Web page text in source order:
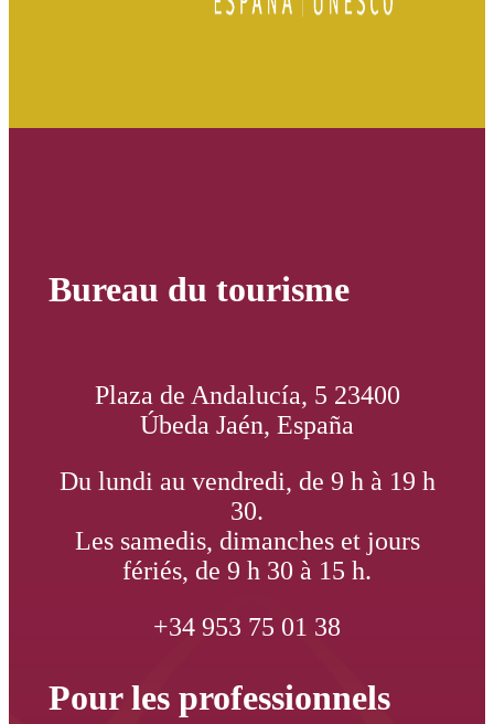
Bureau du tourisme
Plaza de Andalucía, 5 23400
Úbeda Jaén, España
Du lundi au vendredi, de 9 h à 19 h
30.
Les samedis, dimanches et jours
fériés, de 9 h 30 à 15 h.
+34 953 75 01 38
Pour les professionnels